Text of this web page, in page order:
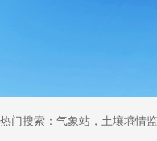
热门搜索：气象站，土壤墒情